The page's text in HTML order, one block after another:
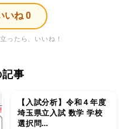
いね 0
ったら、いいね！
事
【入試分析】令和４年度
埼玉県立入試 数学 学校
選択問…